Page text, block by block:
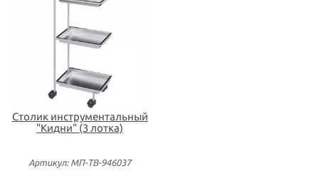
Столик инструментальный
"Кидни" (3 лотка)
Артикул: МП-ТВ-946037